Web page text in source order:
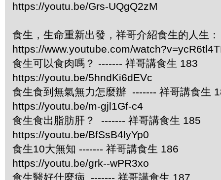
https://youtu.be/Grs-UQgQ2zM
食生，生命重新出發，祥哥介紹食生的人生：
https://www.youtube.com/
食生可以食肉嗎？ ------- 祥哥講食生 183
https://youtu.be/5hndKi6dEVc
食生食到無氣無力怎麼辦 ------- 祥哥講食生
https://youtu.be/m-gjl1Gf-c4
食生食出脂肪肝？ ------- 祥哥講食生 185
https://youtu.be/BfSsB4lyYp0
食生10大無知 ------- 祥哥講食生 186
https://youtu.be/grk--wPR3xo
食生醫好什麼病 ------- 祥哥講食生 187